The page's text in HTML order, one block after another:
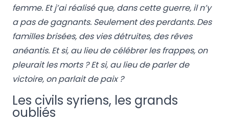
femme. Et j’ai réalisé que, dans cette guerre, il n’y
a pas de gagnants. Seulement des perdants. Des
familles brisées, des vies détruites, des rêves
anéantis. Et si, au lieu de célébrer les frappes, on
pleurait les morts ? Et si, au lieu de parler de
victoire, on parlait de paix ?
Les civils syriens, les grands
oubliés